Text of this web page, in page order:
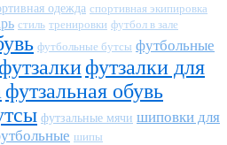
одежда спортивная экипировка
стиль тренировки футбол в зале
футбольные бутсы футбольные
футзалки для
футзальная обувь
футзальные мячи шиповки для
шипы